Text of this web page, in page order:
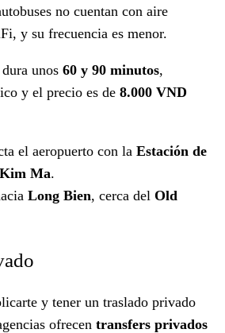
no cuentan con aire
y su frecuencia es menor.
unos 60 y 90 minutos,
y el precio es de 8.000 VND
el aeropuerto con la Estación de
Ma.
Long Bien, cerca del Old
y tener un traslado privado
ofrecen transfers privados